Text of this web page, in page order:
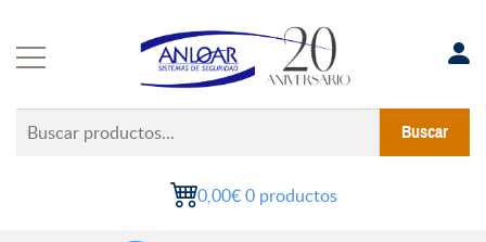
contenido
Buscar
productos...
Buscar
0,00€0 productos